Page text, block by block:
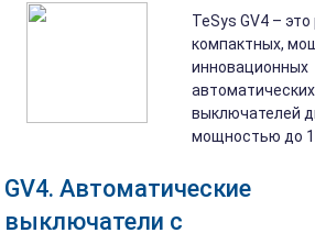
GV4. Автоматические
выключатели с
TeSys GV4 – это
компактных,
инновационных
автоматических
выключателей
мощностью до